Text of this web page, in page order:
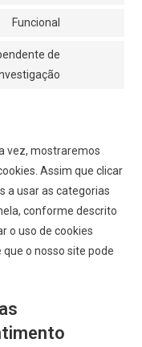
Funcional
de
vez, mostraremos
Assim que clicar
a usar as categorias
conforme descrito
o uso de cookies
o nosso site pode